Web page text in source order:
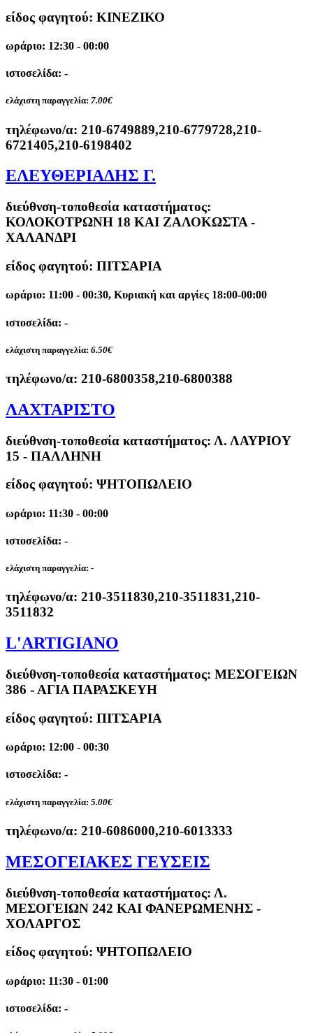
είδος φαγητού: ΚΙΝΕΖΙΚΟ
ωράριο: 12:30 - 00:00
ιστοσελίδα: -
ελάχιστη παραγγελία: 7.00€
τηλέφωνο/α: 210-6749889,210-6779728,210-
6721405,210-6198402
ΕΛΕΥΘΕΡΙΑΔΗΣ Γ.
διεύθνση-τοποθεσία καταστήματος:
ΚΟΛΟΚΟΤΡΩΝΗ 18 ΚΑΙ ΖΑΛΟΚΩΣΤΑ -
ΧΑΛΑΝΔΡΙ
είδος φαγητού: ΠΙΤΣΑΡΙΑ
ωράριο: 11:00 - 00:30, Κυριακή και αργίες 18:00-00:00
ιστοσελίδα: -
ελάχιστη παραγγελία: 6.50€
τηλέφωνο/α: 210-6800358,210-6800388
ΛΑΧΤΑΡΙΣΤΟ
διεύθνση-τοποθεσία καταστήματος: Λ. ΛΑΥΡΙΟΥ
15 - ΠΑΛΛΗΝΗ
είδος φαγητού: ΨΗΤΟΠΩΛΕΙΟ
ωράριο: 11:30 - 00:00
ιστοσελίδα: -
ελάχιστη παραγγελία: -
τηλέφωνο/α: 210-3511830,210-3511831,210-
3511832
L'ARTIGIANO
διεύθνση-τοποθεσία καταστήματος: ΜΕΣΟΓΕΙΩΝ
386 - ΑΓΙΑ ΠΑΡΑΣΚΕΥΗ
είδος φαγητού: ΠΙΤΣΑΡΙΑ
ωράριο: 12:00 - 00:30
ιστοσελίδα: -
ελάχιστη παραγγελία: 5.00€
τηλέφωνο/α: 210-6086000,210-6013333
ΜΕΣΟΓΕΙΑΚΕΣ ΓΕΥΣΕΙΣ
διεύθνση-τοποθεσία καταστήματος: Λ.
ΜΕΣΟΓΕΙΩΝ 242 ΚΑΙ ΦΑΝΕΡΩΜΕΝΗΣ -
ΧΟΛΑΡΓΟΣ
είδος φαγητού: ΨΗΤΟΠΩΛΕΙΟ
ωράριο: 11:30 - 01:00
ιστοσελίδα: -